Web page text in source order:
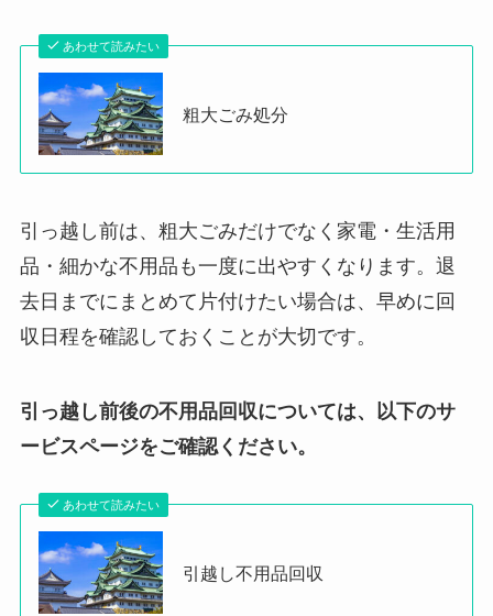
あわせて読みたい
粗大ごみ処分
引っ越し前は、粗大ごみだけでなく家電・生活用
品・細かな不用品も一度に出やすくなります。退
去日までにまとめて片付けたい場合は、早めに回
収日程を確認しておくことが大切です。
引っ越し前後の不用品回収については、以下のサ
ービスページをご確認ください。
あわせて読みたい
引越し不用品回収